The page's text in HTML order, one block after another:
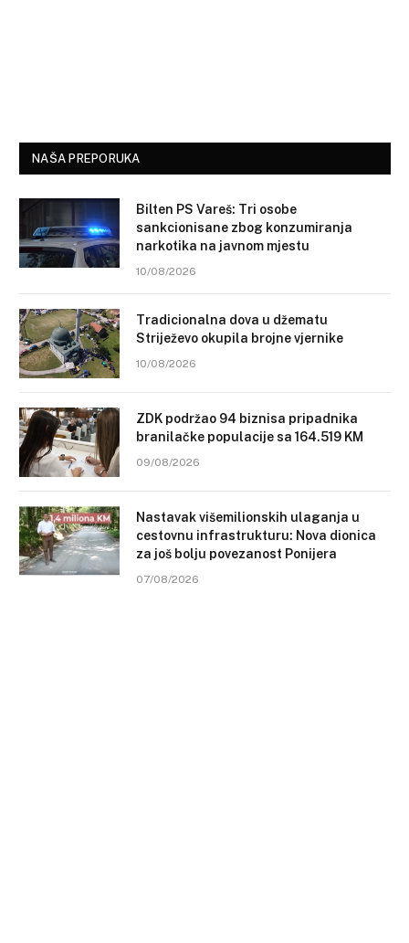
NAŠA PREPORUKA
Bilten PS Vareš: Tri osobe
sankcionisane zbog konzumiranja
narkotika na javnom mjestu
10/08/2026
Tradicionalna dova u džematu
Striježevo okupila brojne vjernike
10/08/2026
ZDK podržao 94 biznisa pripadnika
branilačke populacije sa 164.519 KM
09/08/2026
Nastavak višemilionskih ulaganja u
cestovnu infrastrukturu: Nova dionica
za još bolju povezanost Ponijera
07/08/2026